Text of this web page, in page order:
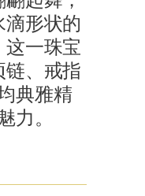
形状的
一珠宝
、戒指
典雅精
力。